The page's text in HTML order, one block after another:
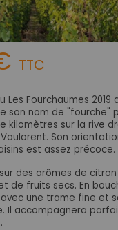
TTC
Les Fourchaumes
son nom de "fourche"
kilomètres sur la rive
Vaulorent. Son
est assez précoce.
des arômes de
de fruits secs. En
une trame fine et
Il accompagnera